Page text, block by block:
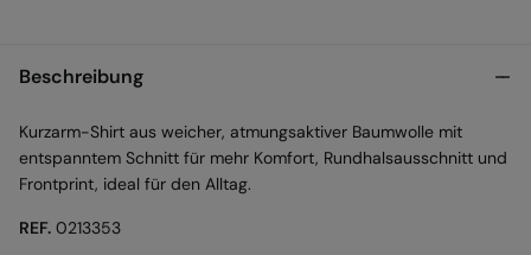
Beschreibung
Kurzarm-Shirt aus weicher, atmungsaktiver Baumwolle mit
entspanntem Schnitt für mehr Komfort, Rundhalsausschnitt und
Frontprint, ideal für den Alltag.
REF. 0213353